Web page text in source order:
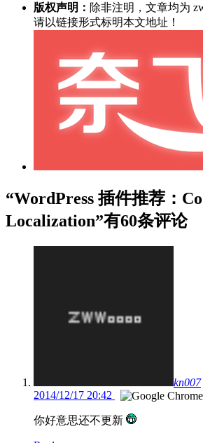
版权声明： 除非注明，文章均为
请以链接形式标明本文地址！
“WordPress 插件推荐：
Localization”有60条评论
kn007
2014/12/17 20:42
你好意思还不更新